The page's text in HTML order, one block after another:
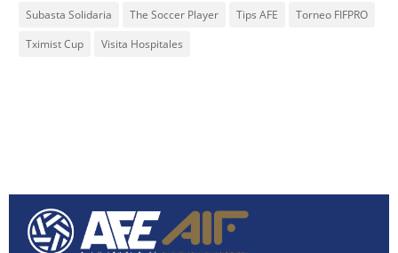
Subasta Solidaria
The Soccer Player Tips AFE
Torneo FIFPRO
Tximist Cup
Visita Hospitales